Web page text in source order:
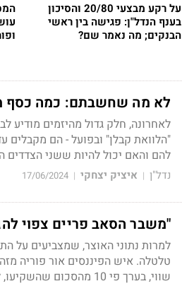
על רקע מבצעי 20/80 והסיכון
בענף הנדל"ן: פגישה בין ראשי
הבנקים; מה נאמר שם?
לא מה שחשבתם: כמה כסף מקבל היזם
לאחרונה, חלק גדול מהיזמים מודיע
להם והאם יכול להיות ששני הצדדים
נדל"ן | איציק יצחקי |
17/06/2024
"משבר הסאב פריים צפוי
למרות נתוני האוצר, שמצביעים על
שווי, בערך פי 10 מהסכום שהשקיעו, ללא יכולת אמיתית לרכוש את הדירה"